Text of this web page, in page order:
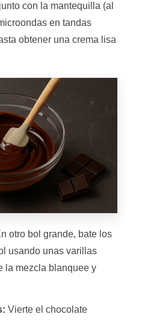
con la mantequilla (al
en tandas
obtener una crema lisa
otro bol grande, bate los
usando unas varillas
la mezcla blanquee y
Vierte el chocolate